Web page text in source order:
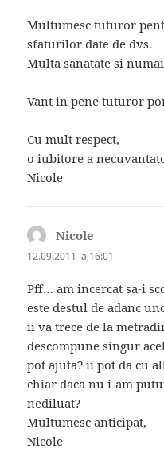
Multumesc tuturor
sfaturilor date de dvs.
Multa sanatate si
Vant in pene tuturor
Cu mult respect,
o iubitore a
Nicole
Nicole
12.09.2011 la 16:01
Pff… am incercat sa-i
este destul de adanc
ii va trece de la
descompune singur
pot ajuta? ii pot da cu
chiar daca nu i-am
nediluat?
Multumesc anticipat,
Nicole